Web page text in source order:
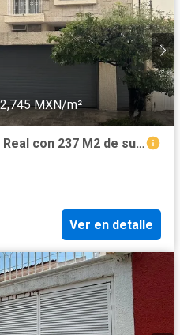
MXN/m²
Casa en venta, en Camino Real con 237 M2 de superficie!
Ver en detalle